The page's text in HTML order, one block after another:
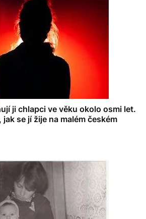
ji chlapci ve věku okolo osmi let.
se jí žije na malém českém